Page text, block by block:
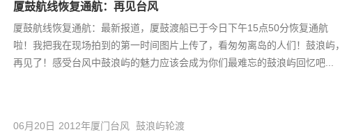
厦鼓航线恢复通航：再见台风
厦鼓航线恢复通航：最新报道，厦鼓渡船已于今日下午15点50分恢复通航
啦！我把我在现场拍到的第一时间图片上传了，看匆匆离岛的人们！鼓浪屿，
再见了！感受台风中鼓浪屿的魅力应该会成为你们最难忘的鼓浪屿回忆吧...
06月20日 2012年厦门台风 鼓浪屿轮渡